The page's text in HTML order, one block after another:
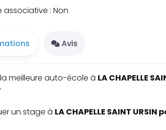
associative : Non
Avis
meilleure auto-école à LA CHAPELLE
un stage à LA CHAPELLE SAINT